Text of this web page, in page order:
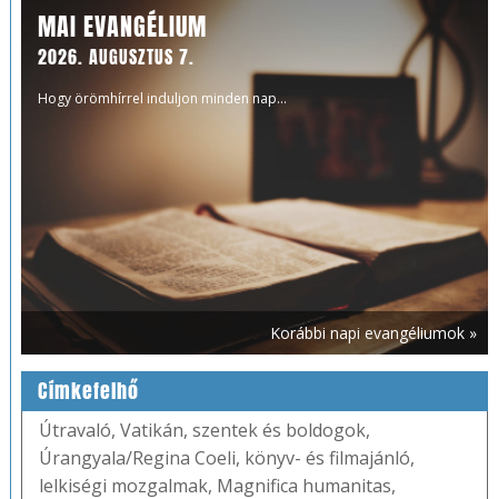
MAI EVANGÉLIUM
2026. AUGUSZTUS 7.
Hogy örömhírrel induljon minden nap...
Korábbi napi evangéliumok »
Címkefelhő
Útravaló, Vatikán, szentek és boldogok,
Úrangyala/Regina Coeli, könyv- és filmajánló,
lelkiségi mozgalmak, Magnifica humanitas,